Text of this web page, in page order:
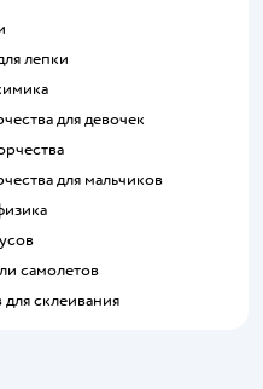
лепки
для девочек
для мальчиков
самолетов
для склеивания